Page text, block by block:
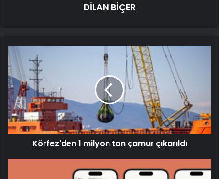
DİLAN BİÇER
Körfez'den 1 milyon ton çamur çıkarıldı